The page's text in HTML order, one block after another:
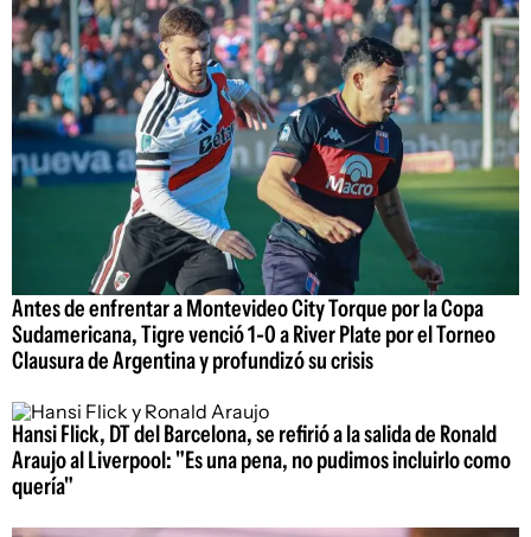
Antes de enfrentar a Montevideo City Torque por la Copa
Sudamericana, Tigre venció 1-0 a River Plate por el Torneo
Clausura de Argentina y profundizó su crisis
Hansi Flick, DT del Barcelona, se refirió a la salida de Ronald
Araujo al Liverpool: "Es una pena, no pudimos incluirlo como
quería"